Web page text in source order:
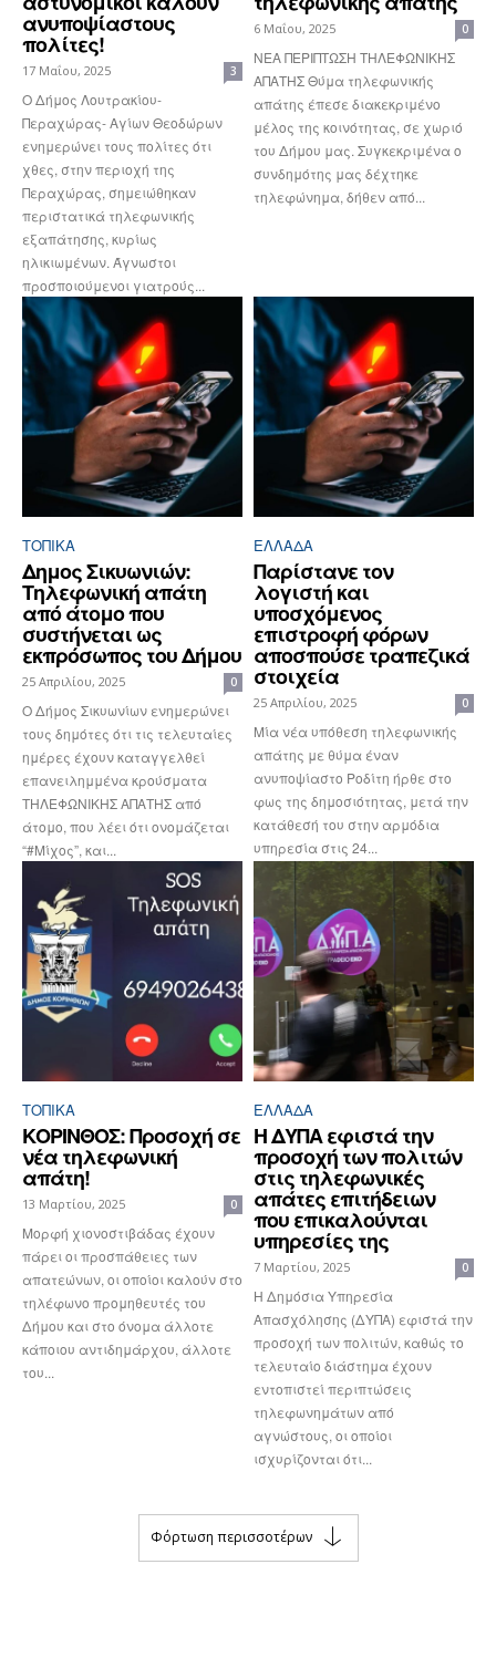
ανυποψίαστους
πολίτες!
17 Μαΐου, 2025 3
Ο Δήμος Λουτρακίου-
Περαχώρας- Αγίων Θεοδώρων
ενημερώνει τους πολίτες ότι
χθες, στην περιοχή της
Περαχώρας, σημειώθηκαν
περιστατικά τηλεφωνικής
εξαπάτησης, κυρίως
ηλικιωμένων. Άγνωστοι
προσποιούμενοι γιατρούς...
6 Μαΐου, 2025 0
ΝΕΑ ΠΕΡΙΠΤΩΣΗ ΤΗΛΕΦΩΝΙΚΗΣ
ΑΠΑΤΗΣ Θύμα τηλεφωνικής
απάτης έπεσε διακεκριμένο
μέλος της κοινότητας, σε χωριό
του Δήμου μας. Συγκεκριμένα ο
συνδημότης μας δέχτηκε
τηλεφώνημα, δήθεν από...
ΤΟΠΙΚΑ
Δημος Σικυωνιών:
Τηλεφωνική απάτη
από άτομο που
συστήνεται ως
εκπρόσωπος του Δήμου
25 Απριλίου, 2025 0
Ο Δήμος Σικυωνίων ενημερώνει
τους δημότες ότι τις τελευταίες
ημέρες έχουν καταγγελθεί
επανειλημμένα κρούσματα
ΤΗΛΕΦΩΝΙΚΗΣ ΑΠΑΤΗΣ από
άτομο, που λέει ότι ονομάζεται
“#Μίχος”, και...
ΕΛΛΆΔΑ
Παρίστανε τον
λογιστή και
υποσχόμενος
επιστροφή φόρων
αποσπούσε τραπεζικά
στοιχεία
25 Απριλίου, 2025 0
Μία νέα υπόθεση τηλεφωνικής
απάτης με θύμα έναν
ανυποψίαστο Ροδίτη ήρθε στο
φως της δημοσιότητας, μετά την
κατάθεσή του στην αρμόδια
υπηρεσία στις 24...
ΤΟΠΙΚΑ
ΚΟΡΙΝΘΟΣ: Προσοχή σε
νέα τηλεφωνική
απάτη!
13 Μαρτίου, 2025 0
Μορφή χιονοστιβάδας έχουν
πάρει οι προσπάθειες των
απατεώνων, οι οποίοι καλούν στο
τηλέφωνο προμηθευτές του
Δήμου και στο όνομα άλλοτε
κάποιου αντιδημάρχου, άλλοτε
του...
ΕΛΛΆΔΑ
Η ΔΥΠΑ εφιστά την
προσοχή των πολιτών
στις τηλεφωνικές
απάτες επιτήδειων
που επικαλούνται
υπηρεσίες της
7 Μαρτίου, 2025 0
Η Δημόσια Υπηρεσία
Απασχόλησης (ΔΥΠΑ) εφιστά την
προσοχή των πολιτών, καθώς το
τελευταίο διάστημα έχουν
εντοπιστεί περιπτώσεις
τηλεφωνημάτων από
αγνώστους, οι οποίοι
ισχυρίζονται ότι...
Φόρτωση περισσοτέρων